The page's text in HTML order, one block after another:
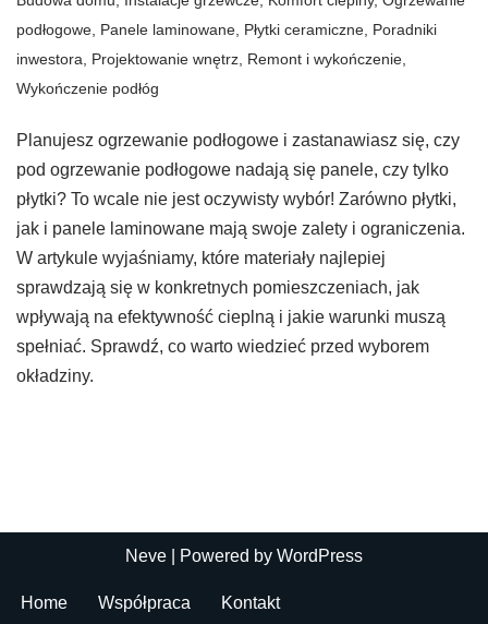
podłogowe Panele laminowane Płytki ceramiczne Poradniki
inwestora
Projektowanie wnętrz Remont i wykończenie
Wykończenie podłóg
Planujesz ogrzewanie podłogowe i zastanawiasz się, czy
pod ogrzewanie podłogowe nadają się panele, czy tylko
płytki? To wcale nie jest oczywisty wybór! Zarówno płytki,
jak i panele laminowane mają swoje zalety i ograniczenia.
W artykule wyjaśniamy, które materiały najlepiej
sprawdzają się w konkretnych pomieszczeniach, jak
wpływają na efektywność cieplną i jakie warunki muszą
spełniać. Sprawdź, co warto wiedzieć przed wyborem
okładziny.
Neve | Powered by WordPress
Home Współpraca Kontakt